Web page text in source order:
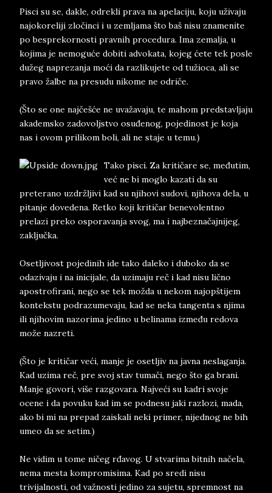
Pisci su se, dakle, odrekli prava na apelaciju, koju uživaju
najokoreliji zločinci i u zemljama što baš nisu znamenite
po besprekornosti pravnih procedura. Ima zemalja, u
kojima je nemoguće dobiti advokata, kojeg ćete tek posle
dužeg naprezanja moći da razlikujete od tužioca, ali se
pravo žalbe na presudu nikome ne odriče.
(Što se one najčešće ne uvažavaju, te mahom predstavljaju
akademsko zadovoljstvo osuđenog, pojedinost je koja
nas i ovom prilikom boli, ali ne staje u temu.)
Tako pisci. Za kritičare se, međutim,
već ne bi moglo kazati da su
preterano uzdržljivi kad su njihovi sudovi, njihova dela, u
pitanje dovedena. Retko koji kritičar benevolentno
prelazi preko osporavanja svog, ma i najbeznačajnijeg,
zaključka.
Osetljivost pojedinih ide tako daleko i duboko da se
odazivaju i na inicijale, da uzimaju reč i kad nisu lično
apostrofirani, nego se tek možda u nekom najopštijem
kontekstu podrazumevaju, kad se neka tangenta s njima
ili njihovim nazorima jedino u belinama između redova
može nazreti.
(Što je kritičar veći, manje je osetljiv na javna neslaganja.
Kad uzima reč, pre svoj stav tumači, nego što ga brani.
Manje govori, više razgovara. Najveći su kadri svoje
ocene i da povuku kad im se podnesu jaki razlozi, mada,
ako bi mi na prepad zaiskali neki primer, nijednog ne bih
umeo da se setim.)
Ne vidim u tome ničeg rđavog. U stvarima bitnih načela,
nema mesta kompromisima. Kad po sredi nisu
trivijalnosti, od važnosti jedino za sujetu, spremnost na